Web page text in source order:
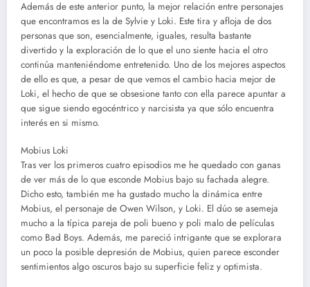
Además de este anterior punto, la mejor relación entre personajes
que encontramos es la de Sylvie y Loki. Este tira y afloja de dos
personas que son, esencialmente, iguales, resulta bastante
divertido y la exploración de lo que el uno siente hacia el otro
continúa manteniéndome entretenido. Uno de los mejores aspectos
de ello es que, a pesar de que vemos el cambio hacia mejor de
Loki, el hecho de que se obsesione tanto con ella parece apuntar a
que sigue siendo egocéntrico y narcisista ya que sólo encuentra
interés en si mismo.
Mobius Loki
Tras ver los primeros cuatro episodios me he quedado con ganas
de ver más de lo que esconde Mobius bajo su fachada alegre.
Dicho esto, también me ha gustado mucho la dinámica entre
Mobius, el personaje de Owen Wilson, y Loki. El dúo se asemeja
mucho a la típica pareja de poli bueno y poli malo de películas
como Bad Boys. Además, me pareció intrigante que se explorara
un poco la posible depresión de Mobius, quien parece esconder
sentimientos algo oscuros bajo su superficie feliz y optimista.